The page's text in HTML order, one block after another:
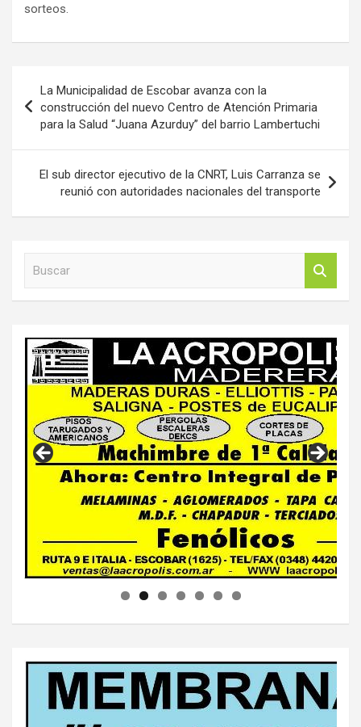
sorteos.
de
entradas
La Municipalidad de Escobar avanza con la
construcción del nuevo Centro de Atención Primaria
para la Salud “Juana Azurduy” del barrio Lambertuchi
El sub director ejecutivo de la CNRT, Luis Carranza se
reunió con autoridades nacionales del transporte
r